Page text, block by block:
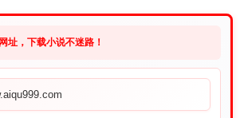
址，下载小说不迷路！